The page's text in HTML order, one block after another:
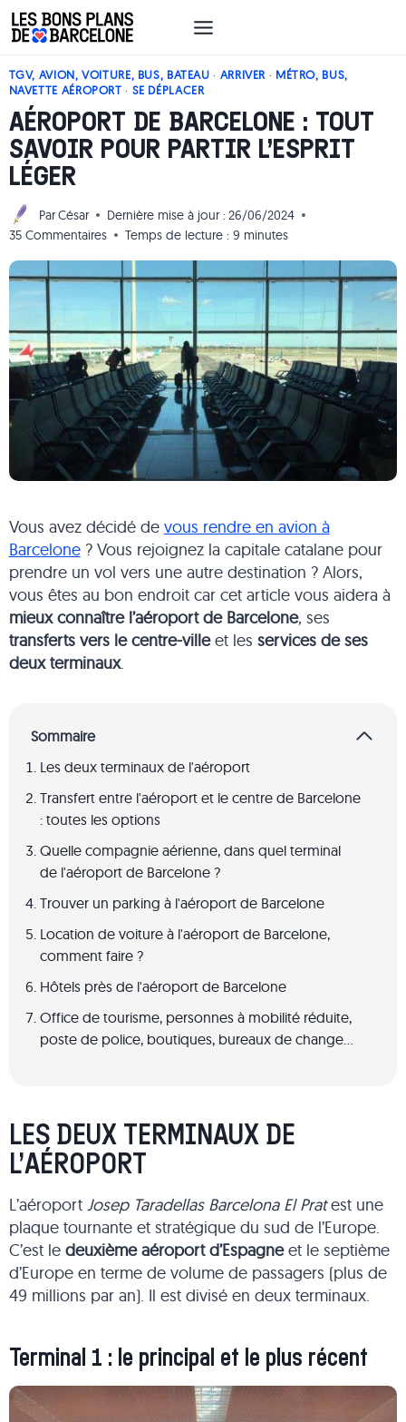
Aller
au
TGV, AVION, VOITURE, BUS, BATEAU · ARRIVER · MÉTRO, BUS,
NAVETTE AÉROPORT · SE DÉPLACER
AÉROPORT DE BARCELONE : TOUT
SAVOIR POUR PARTIR L’ESPRIT
LÉGER
ParCésar Dernière mise à jour : 26/06/2024
35 Commentaires
Temps de lecture : 9 minutes
Vous avez décidé de vous rendre en avion à
Barcelone? Vous rejoignez la capitale catalane pour
prendre un vol vers une autre destination ? Alors,
vous êtes au bon endroit car cet article vous aidera à
mieux connaître l’aéroport de Barcelone, ses
transferts vers le centre-villeet les services de ses
deux terminaux.
Sommaire
Les deux terminaux de l'aéroport
Transfert entre l'aéroport et le centre de Barcelone
: toutes les options
Quelle compagnie aérienne, dans quel terminal
de l'aéroport de Barcelone ?
Trouver un parking à l'aéroport de Barcelone
Location de voiture à l'aéroport de Barcelone,
comment faire ?
Hôtels près de l'aéroport de Barcelone
Office de tourisme, personnes à mobilité réduite,
poste de police, boutiques, bureaux de change…
LES DEUX TERMINAUX DE
L’AÉROPORT
L’aéroport Josep Taradellas Barcelona El Pratest une
plaque tournante et stratégique du sud de l’Europe.
C’est le deuxième aéroport d’Espagneet le septième
d’Europe en terme de volume de passagers (plus de
49 millions par an). Il est divisé en deux terminaux.
Terminal 1 : le principal et le plus récent